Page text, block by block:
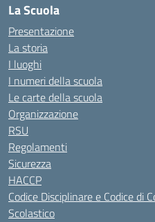
La Scuola
Presentazione
La storia
I luoghi
I numeri della scuola
Le carte della scuola
Organizzazione
RSU
Regolamenti
Sicurezza
HACCP
Codice Disciplinare e Codice di
Scolastico